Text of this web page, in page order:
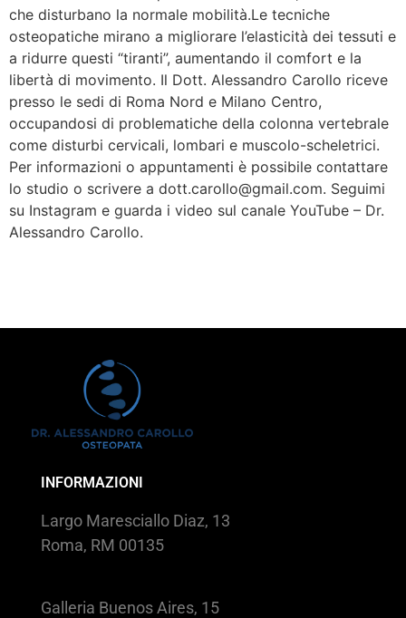
che disturbano la normale mobilità.Le tecniche
osteopatiche mirano a migliorare l’elasticità dei tessuti e
a ridurre questi “tiranti”, aumentando il comfort e la
libertà di movimento. Il Dott. Alessandro Carollo riceve
presso le sedi di Roma Nord e Milano Centro,
occupandosi di problematiche della colonna vertebrale
come disturbi cervicali, lombari e muscolo-scheletrici.
Per informazioni o appuntamenti è possibile contattare
lo studio o scrivere a dott.carollo@gmail.com. Seguimi
su Instagram e guarda i video sul canale YouTube – Dr.
Alessandro Carollo.
INFORMAZIONI
Largo Maresciallo Diaz, 13
Roma, RM 00135
Galleria Buenos Aires, 15